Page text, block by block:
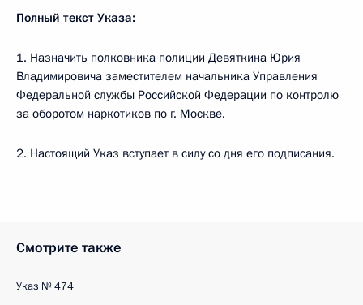
Полный текст Указа:
1. Назначить полковника полиции Девяткина Юрия
Владимировича заместителем начальника Управления
Федеральной службы Российской Федерации по контролю
за оборотом наркотиков по г. Москве.
2. Настоящий Указ вступает в силу со дня его подписания.
Смотрите также
Указ № 474